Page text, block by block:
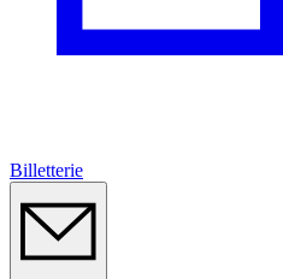
Billetterie